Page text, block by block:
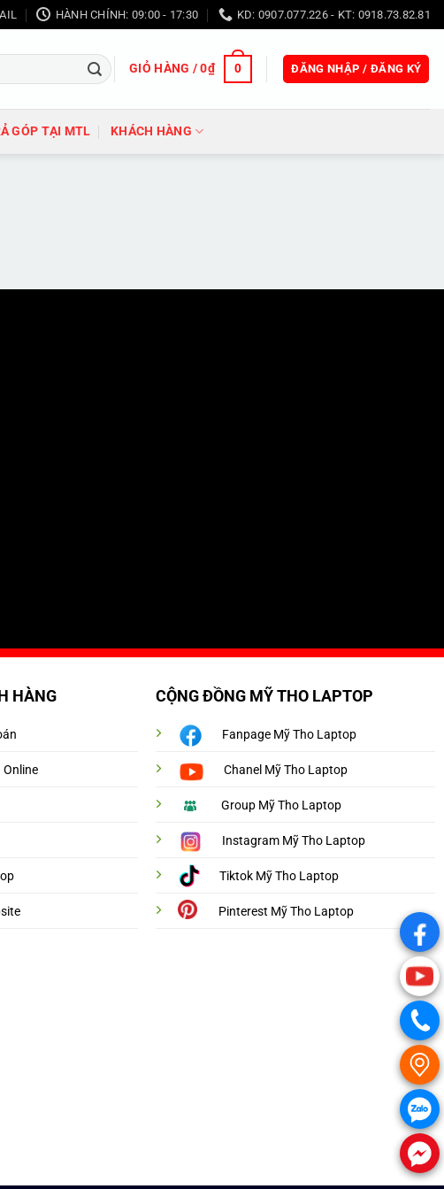
HÀNH CHÍNH: 09:00 - 17:30 KD: 0907.077.226 - KT: 0918.73.82.81
GIỎ HÀNG /0₫ 0 ĐĂNG NHẬP / ĐĂNG KÝ
GÓP TẠI MTL KHÁCH HÀNG
HÀNG CỘNG ĐỒNG MỸ THO LAPTOP
Fanpage Mỹ Tho Laptop
Chanel Mỹ Tho Laptop
Group Mỹ Tho Laptop
Instagram Mỹ Tho Laptop
Tiktok Mỹ Tho Laptop
Pinterest Mỹ Tho Laptop
.
.
.
.
.
.